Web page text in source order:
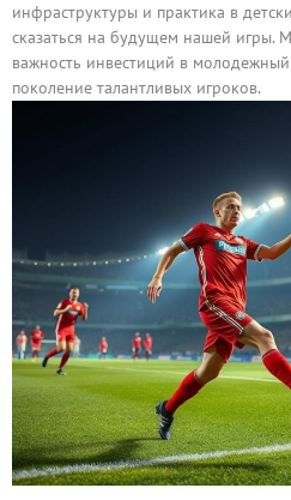
инфраструктуры и практика в
сказаться на будущем нашей игры.
важность инвестиций в
поколение талантливых игроков.